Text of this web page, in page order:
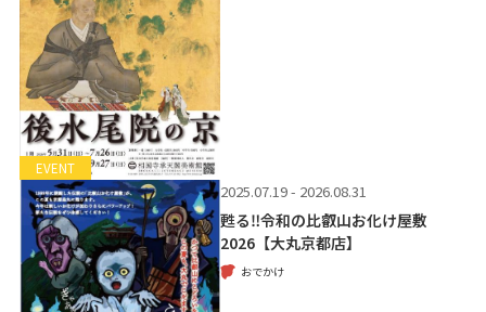
EVENT
2025.07.19 - 2026.08.31
甦る‼令和の比叡山お化け屋敷
2026【大丸京都店】
おでかけ